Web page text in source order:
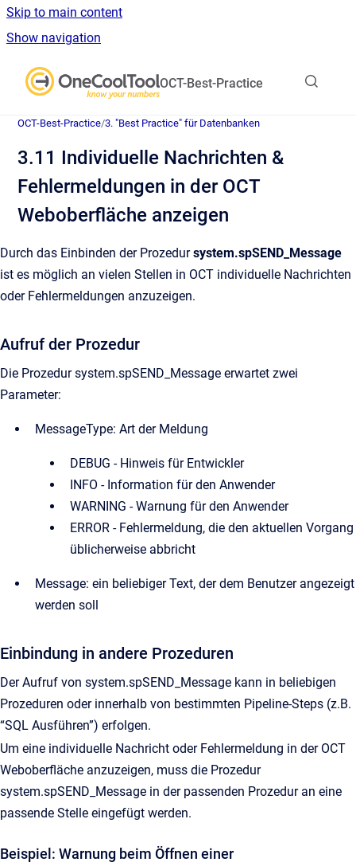
Skip to main content
Show navigation
OCT-Best-Practice
OCT-Best-Practice/3. "Best Practice" für Datenbanken
3.11 Individuelle Nachrichten &
Fehlermeldungen in der OCT
Weboberfläche anzeigen
Durch das Einbinden der Prozedursystem.spSEND_Message
ist es möglich an vielen Stellen in OCT individuelle Nachrichten
oder Fehlermeldungen anzuzeigen.
Aufruf der Prozedur
Die Prozedur system.spSEND_Message erwartet zwei
Parameter:
MessageType: Art der Meldung
DEBUG - Hinweis für Entwickler
INFO - Information für den Anwender
WARNING - Warnung für den Anwender
ERROR - Fehlermeldung, die den aktuellen Vorgang
üblicherweise abbricht
Message: ein beliebiger Text, der dem Benutzer angezeigt
werden soll
Einbindung in andere Prozeduren
Der Aufruf von system.spSEND_Message kann in beliebigen
Prozeduren oder innerhalb von bestimmten Pipeline-Steps (z.B.
“SQL Ausführen”) erfolgen.
Um eine individuelle Nachricht oder Fehlermeldung in der OCT
Weboberfläche anzuzeigen, muss die Prozedur
system.spSEND_Message in der passenden Prozedur an eine
passende Stelle eingefügt werden.
Beispiel: Warnung beim Öffnen einer